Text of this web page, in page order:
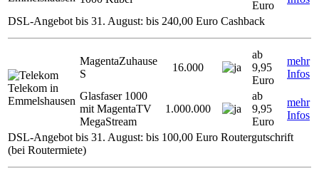
Euro
DSL-Angebot bis 31. August: bis 240,00 Euro Cashback
Telekom in
Emmelshausen
MagentaZuhause
S
16.000
ab
9,95
Euro
mehr
Infos
Glasfaser 1000
mit MagentaTV
MegaStream
1.000.000
ab
9,95
Euro
mehr
Infos
DSL-Angebot bis 31. August: bis 100,00 Euro Routergutschrift
(bei Routermiete)